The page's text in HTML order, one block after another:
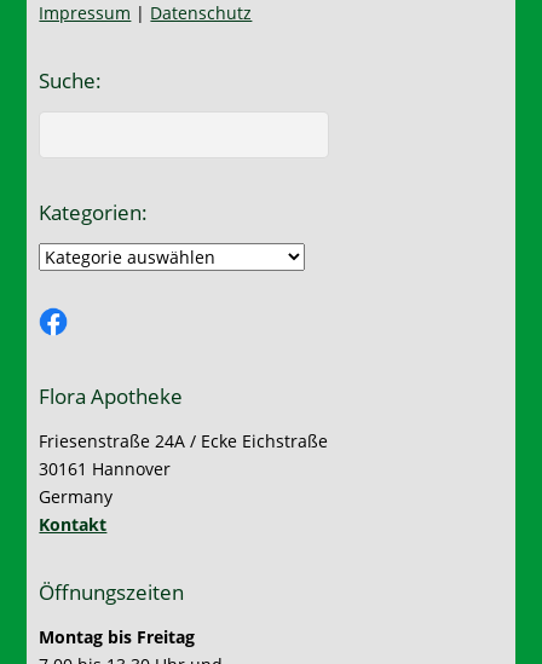
Impressum | Datenschutz
Suche:
Kategorien:
Kategorien:
Facebook
Flora Apotheke
Friesenstraße 24A / Ecke Eichstraße
30161 Hannover
Germany
Kontakt
Öffnungszeiten
Montag bis Freitag